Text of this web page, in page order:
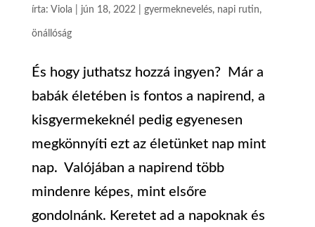
írta: Viola jún 18, 2022| gyermeknevelés, napi rutin,
önállóság
És hogy juthatsz hozzá ingyen? Már a
babák életében is fontos a napirend, a
kisgyermekeknél pedig egyenesen
megkönnyíti ezt az életünket nap mint
nap. Valójában a napirend több
mindenre képes, mint elsőre
gondolnánk. Keretet ad a napoknak és